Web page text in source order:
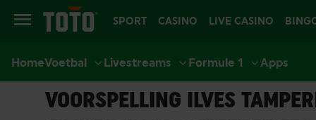
SPORT CASINO LIVE CASINO
HomeVoetbal Livestreams Formule 1 Apps
VOORSPELLING ILVES